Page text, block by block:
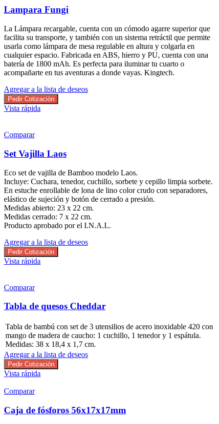
Lampara Fungi
La Lámpara recargable, cuenta con un cómodo agarre superior que
facilita su transporte, y también con un sistema retráctil que permite
usarla como lámpara de mesa regulable en altura y colgarla en
cualquier espacio. Fabricada en ABS, hierro y PU, cuenta con una
batería de 1800 mAh. Es perfecta para iluminar tu cuarto o
acompañarte en tus aventuras a donde vayas. Kingtech.
Agregar a la lista de deseos
Pedir Cotización
Vista rápida
Comparar
Set Vajilla Laos
Eco set de vajilla de Bamboo modelo Laos.
Incluye: Cuchara, tenedor, cuchillo, sorbete y cepillo limpia sorbete.
En estuche enrollable de lona de lino color crudo con separadores,
elástico de sujeción y botón de cerrado a presión.
Medidas abierto: 23 x 22 cm.
Medidas cerrado: 7 x 22 cm.
Producto aprobado por el I.N.A.L.
Agregar a la lista de deseos
Pedir Cotización
Vista rápida
Comparar
Tabla de quesos Cheddar
Tabla de bambú con set de 3 utensilios de acero inoxidable 420 con
mango de madera de caucho: 1 cuchillo, 1 tenedor y 1 espátula.
Medidas: 38 x 18,4 x 1,7 cm.
Agregar a la lista de deseos
Pedir Cotización
Vista rápida
Comparar
Caja de fósforos 56x17x17mm